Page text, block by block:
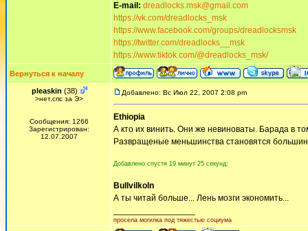
E-mail: dreadlocks.msk@gmail.com
https://vk.com/dreadlocks_msk
https://www.facebook.com/groups/dreadlocksmsk
https://twitter.com/dreadlocks__msk
https://www.tiktok.com/@dreadlocks_msk/
Вернуться к началу
pleaskin (38)
>нет,спс за Э>
Сообщения: 1266
Зарегистрирован:
12.07.2007
Добавлено: Вс Июл 22, 2007 2:08 pm
Ethiopia
А кто их винить. Они же невиноваты. Барада в
Развращеные меньшинства становятся
Добавлено спустя 19 минут 25 секунд:
Bullvilkoln
А ты читай больше... Лень мозги экономить...
просела могилка под тяжестью социума